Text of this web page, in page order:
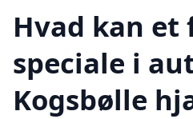
Hvad kan et
speciale i
Kogsbølle